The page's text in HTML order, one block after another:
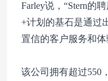
Farley说，“Stern的
+计划的基石是通过
置信的客户服务和体
该公司拥有超过550